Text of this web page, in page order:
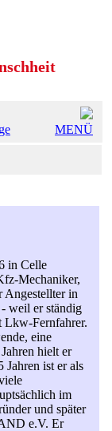
MENÜ
in Celle
Mechaniker,
Angestellter in
weil er ständig
Lkw-Fernfahrer.
eine
hielt er
Jahren ist er als
im
und später
e.V. Er